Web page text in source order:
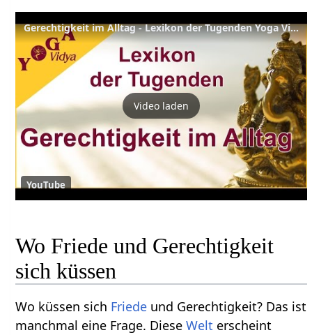
Gerechtigkeit im Alltag - Lexikon der Tugenden Yoga Vidya
Video laden
YouTube
Wo Friede und Gerechtigkeit
sich küssen
Wo küssen sich Friede und Gerechtigkeit? Das ist
manchmal eine Frage. DieseWelt erscheint